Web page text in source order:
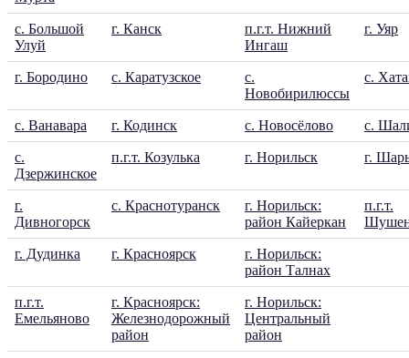
с. Большой
Улуй
г. Канск
п.г.т. Нижний
Ингаш
г. Уяр
г. Бородино с. Каратузское
с.
Новобирилюссы
с.
с. Ванавара г. Кодинск с. Новосёлово с.
с.
Дзержинское
п.г.т. Козулька г. Норильск г.
г.
Дивногорск
с. Краснотуранск
г. Норильск:
район Кайеркан
п.г.т.
г. Дудинка г. Красноярск
г. Норильск:
район Талнах
п.г.т.
Емельяново
г. Красноярск:
Железнодорожный
район
г. Норильск:
Центральный
район